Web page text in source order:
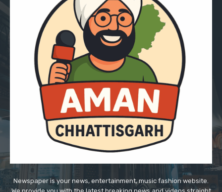
Newspaper is your news, entertainment, music fashion website.